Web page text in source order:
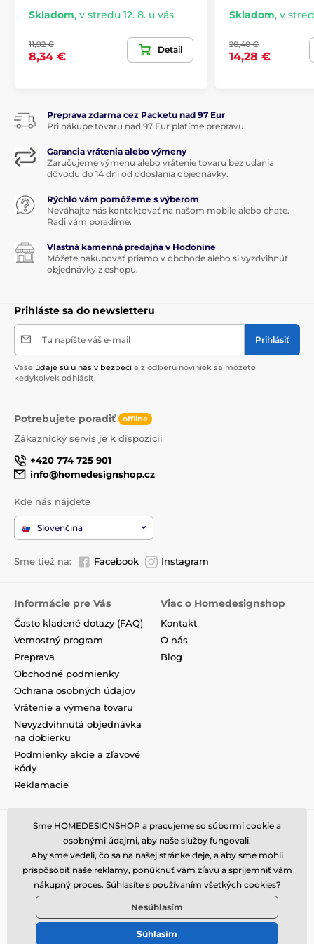
aj hodnotu, ktorá poteší počas mnohých ďalších
Vánoční dekorace a doplňky Villeroy & Boch
Skladom, v stredu 12. 8. u vás
11,92 €
8,34 €
Detail
Skladom, v
20,40 €
14,28 €
Preprava zdarma cez Packetu nad 97 Eur
Pri nákupe tovaru nad 97 Eur platíme prepravu.
Garancia vrátenia alebo výmeny
Zaručujeme výmenu alebo vrátenie tovaru bez udania
dôvodu do 14 dní od odoslania objednávky.
Rýchlo vám pomôžeme s výberom
Neváhajte nás kontaktovať na našom mobile alebo chate.
Radi vám poradíme.
Vlastná kamenná predajňa v Hodoníne
Môžete nakupovať priamo v obchode alebo si vyzdvihnúť
objednávky z eshopu.
Prihláste sa do newsletteru
Tu napíšte váš e-mail Prihlásiť
Vaše údaje sú u nás v bezpečí a z odberu noviniek sa môžete
kedykoľvek odhlásiť.
Potrebujete poradiť offline
Zákaznický servis je k dispozícii
+420 774 725 901
info@homedesignshop.cz
Kde nás nájdete
Slovenčina
Sme tiež na: Facebook Instagram
Informácie pre Vás
Často kladené dotazy (FAQ)
Vernostný program
Preprava
Obchodné podmienky
Ochrana osobných údajov
Vrátenie a výmena tovaru
Nevyzdvihnutá objednávka
na dobierku
Podmienky akcie a zľavové
kódy
Reklamacie
Viac o Homedesignshop
Kontakt
O nás
Blog
Sme HOMEDESIGNSHOP a pracujeme so súbormi cookie a
osobnými údajmi, aby naše služby fungovali.
Aby sme vedeli, čo sa na našej stránke deje, a aby sme mohli
prispôsobiť naše reklamy, ponúknuť vám zľavu a spríjemniť vám
nákupný proces. Súhlasíte s používaním všetkých cookies?
Nesúhlasím
Súhlasím